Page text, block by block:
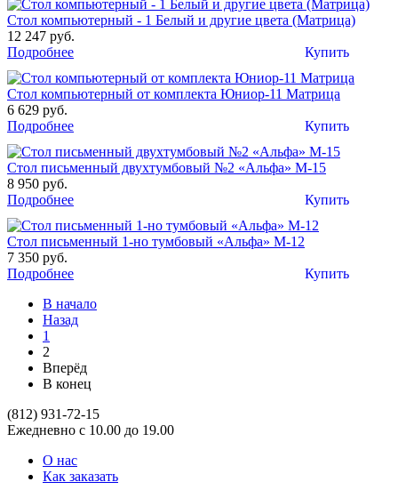
Стол компьютерный - 1 Белый и другие цвета (Матрица)
12 247 руб.
Купить
Подробнее
Стол компьютерный от комплекта Юниор-11 Матрица
6 629 руб.
Купить
Подробнее
Стол письменный двухтумбовый №2 «Альфа» М-15
8 950 руб.
Купить
Подробнее
Стол письменный 1-но тумбовый «Альфа» М-12
7 350 руб.
Купить
Подробнее
В начало
Назад
1
2
Вперёд
В конец
(812) 931-72-15
Ежедневно с 10.00 до 19.00
О нас
Как заказать